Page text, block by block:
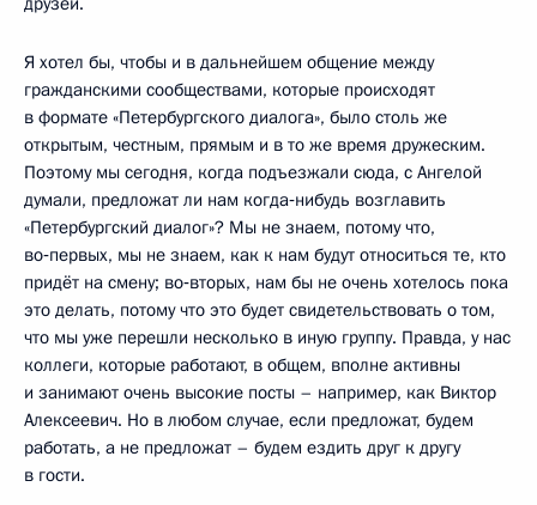
Я хотел бы, чтобы и в дальнейшем общение между
гражданскими сообществами, которые происходят
в формате «Петербургского диалога», было столь же
открытым, честным, прямым и в то же время дружеским.
Поэтому мы сегодня, когда подъезжали сюда, с Ангелой
думали, предложат ли нам когда‑нибудь возглавить
«Петербургский диалог»? Мы не знаем, потому что,
во‑первых, мы не знаем, как к нам будут относиться те, кто
придёт на смену; во‑вторых, нам бы не очень хотелось пока
это делать, потому что это будет свидетельствовать о том,
что мы уже перешли несколько в иную группу. Правда, у нас
коллеги, которые работают, в общем, вполне активны
и занимают очень высокие посты – например, как Виктор
Алексеевич. Но в любом случае, если предложат, будем
работать, а не предложат – будем ездить друг к другу
в гости.